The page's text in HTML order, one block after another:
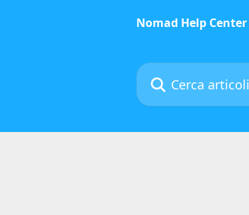
Nomad Help Center
Cerca articoli…